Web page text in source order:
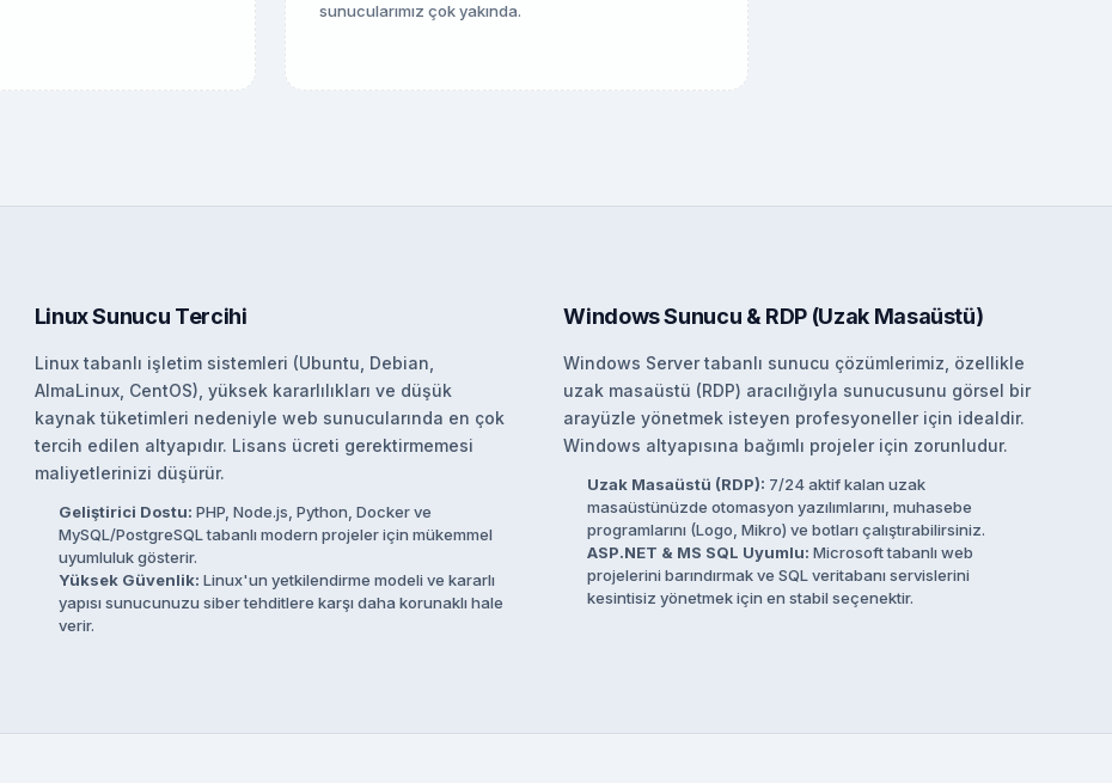
sunucularımız çok yakında.
Linux Sunucu Tercihi
Linux tabanlı işletim sistemleri (Ubuntu, Debian,
AlmaLinux, CentOS), yüksek kararlılıkları ve düşük
kaynak tüketimleri nedeniyle web sunucularında en çok
tercih edilen altyapıdır. Lisans ücreti gerektirmemesi
maliyetlerinizi düşürür.
Geliştirici Dostu: PHP, Node.js, Python, Docker ve
MySQL/PostgreSQL tabanlı modern projeler için mükemmel
uyumluluk gösterir.
Yüksek Güvenlik: Linux'un yetkilendirme modeli ve kararlı
yapısı sunucunuzu siber tehditlere karşı daha korunaklı hale
verir.
Windows Sunucu & RDP (Uzak Masaüstü)
Windows Server tabanlı sunucu çözümlerimiz, özellikle
uzak masaüstü (RDP) aracılığıyla sunucusunu görsel bir
arayüzle yönetmek isteyen profesyoneller için idealdir.
Windows altyapısına bağımlı projeler için zorunludur.
Uzak Masaüstü (RDP): 7/24 aktif kalan uzak
masaüstünüzde otomasyon yazılımlarını, muhasebe
programlarını (Logo, Mikro) ve botları çalıştırabilirsiniz.
ASP.NET & MS SQL Uyumlu: Microsoft tabanlı web
projelerini barındırmak ve SQL veritabanı servislerini
kesintisiz yönetmek için en stabil seçenektir.